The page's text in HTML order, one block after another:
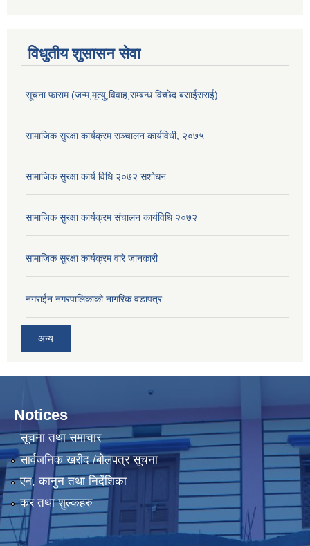
विधुतीय शुसासन सेवा
सूचना फाराम (जन्म,मृत्यु,विवाह,सम्बन्ध विच्छेद.बसाईसराई)
सामाजिक सुरक्षा कार्यक्रम सञ्चालन कार्यविधी, २०७५
सामाजिक सुरक्षा कार्य विधि २०७२ स‌शोधन
सामाजिक सुरक्षा कार्यक्रम संचालन कार्यविधि २०७२
सामाजिक सुरक्षा कार्यक्रम वारे जानकारी
नगराईन नगरपालिकाको नागरिक वडापत्र
अन्य
Notices
सूचना तथा समाचार
सार्वजनिक खरीद /बोलपत्र सूचना
एन, कानुन तथा निर्देशिका
कर तथा शुल्कहरु